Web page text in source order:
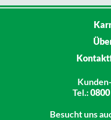
Tel.:
Besucht uns